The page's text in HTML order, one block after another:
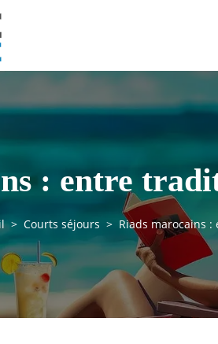
: entre
Courts séjours Riads marocains